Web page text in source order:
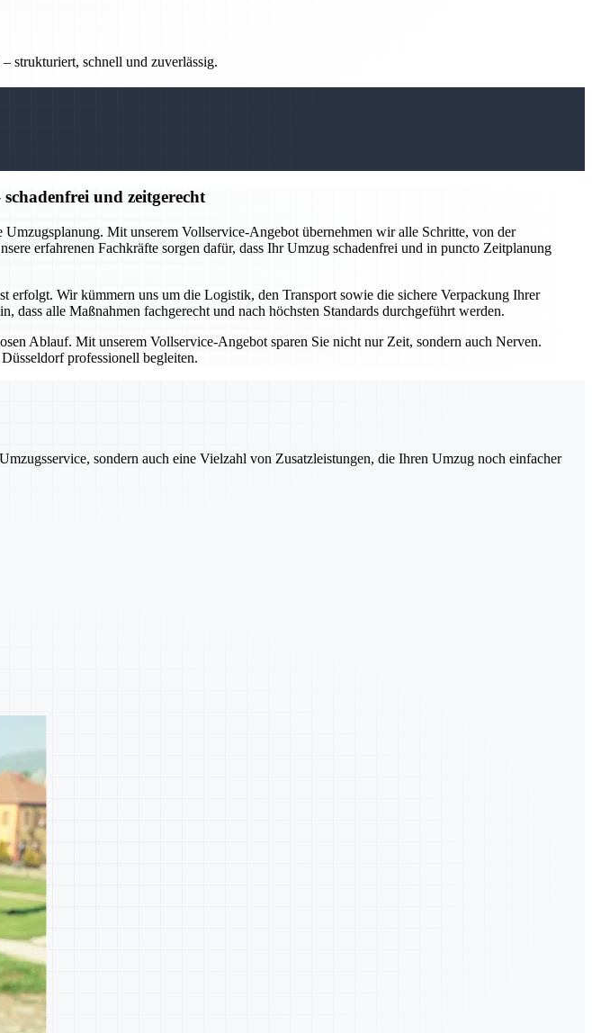
strukturiert, schnell und zuverlässig.
und zeitgerecht
Mit unserem Vollservice-Angebot übernehmen wir alle Schritte, von der
erfahrenen Fachkräfte sorgen dafür, dass Ihr Umzug schadenfrei und in puncto Zeitplanung
erfolgt. Wir kümmern uns um die Logistik, den Transport sowie die sichere Verpackung Ihrer
dass alle Maßnahmen fachgerecht und nach höchsten Standards durchgeführt werden.
Ablauf. Mit unserem Vollservice-Angebot sparen Sie nicht nur Zeit, sondern auch Nerven.
professionell begleiten.
sondern auch eine Vielzahl von Zusatzleistungen, die Ihren Umzug noch einfacher